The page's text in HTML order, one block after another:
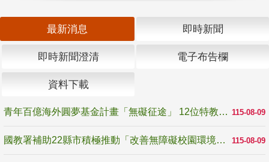
最新消息 即時新聞
即時新聞澄清 電子布告欄
資料下載
115-08-09
青年百億海外圓夢基金計畫「無礙征途」 12位特教與弱勢青年勇闖西班牙 跨越感官限制見證生命蛻變
115-08-09
國教署補助22縣市積極推動「改善無障礙校園環境計畫」 打造友善、安全、無礙學習空間